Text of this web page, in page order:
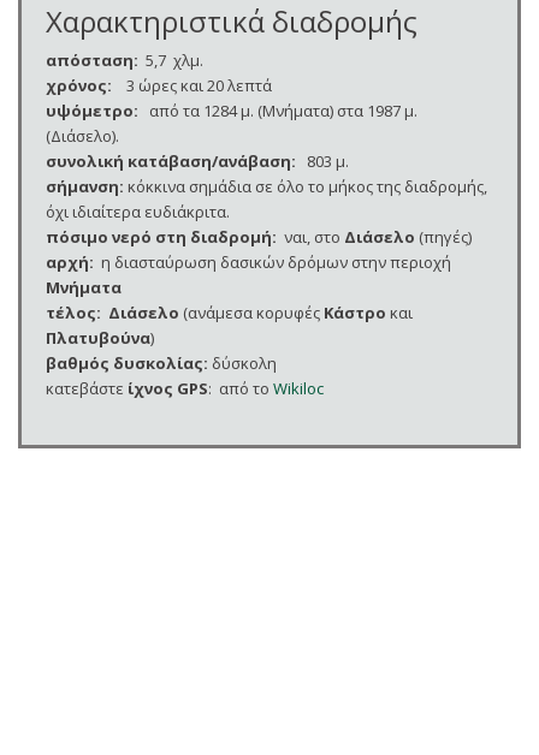
Χαρακτηριστικά διαδρομής
απόσταση: 5,7 χλμ.
χρόνος: 3 ώρες και 20 λεπτά
υψόμετρο: από τα 1284 μ. (Μνήματα) στα 1987 μ.
(Διάσελο).
συνολική κατάβαση/ανάβαση: 803 μ.
σήμανση: κόκκινα σημάδια σε όλο το μήκος της διαδρομής,
όχι ιδιαίτερα ευδιάκριτα.
πόσιμο νερό στη διαδρομή: ναι, στο Διάσελο (πηγές)
αρχή: η διασταύρωση δασικών δρόμων στην περιοχή
Μνήματα
τέλος: Διάσελο (ανάμεσα κορυφές Κάστρο και
Πλατυβούνα)
βαθμός δυσκολίας: δύσκολη
κατεβάστε ίχνος GPS: από το Wikiloc